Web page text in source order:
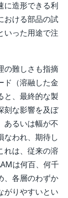
に造形できる利
おける部品の試
いった用途で注
の難しさも指摘
ド（溶融した金
と、最終的な製
刻な影響を及ぼ
あるいは幅が不
なわれ、期待し
れは、従来の溶
は何百、何千
、各層のわずか
がりやすいとい